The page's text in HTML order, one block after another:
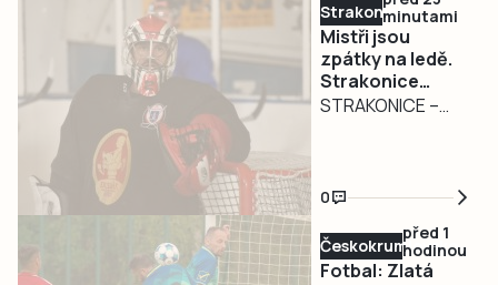
Strakonickominutami
Mistři jsou
zpátky na ledě.
Strakonice
zahájily přípravu
STRAKONICE –
budou v
nadcházející
sezoně krajské
ligy obhajovat
0
Českokrumlovsko
před 1
hodinou
Fotbal: Zlatá